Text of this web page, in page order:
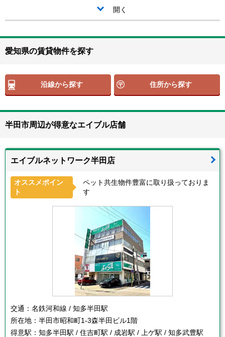
開く
愛知県の賃貸物件を探す
沿線から探す 住所から探す
半田市周辺が得意なエイブル店舗
エイブルネットワーク半田店
オススメポイン
ト
ペット共生物件豊富に取り扱っておりま
す
交通： 名鉄河和線 / 知多半田駅
所在地： 半田市昭和町1-3森半田ビル1階
得意駅： 知多半田駅 / 住吉町駅 / 成岩駅 / 上ゲ駅 / 知多武豊駅